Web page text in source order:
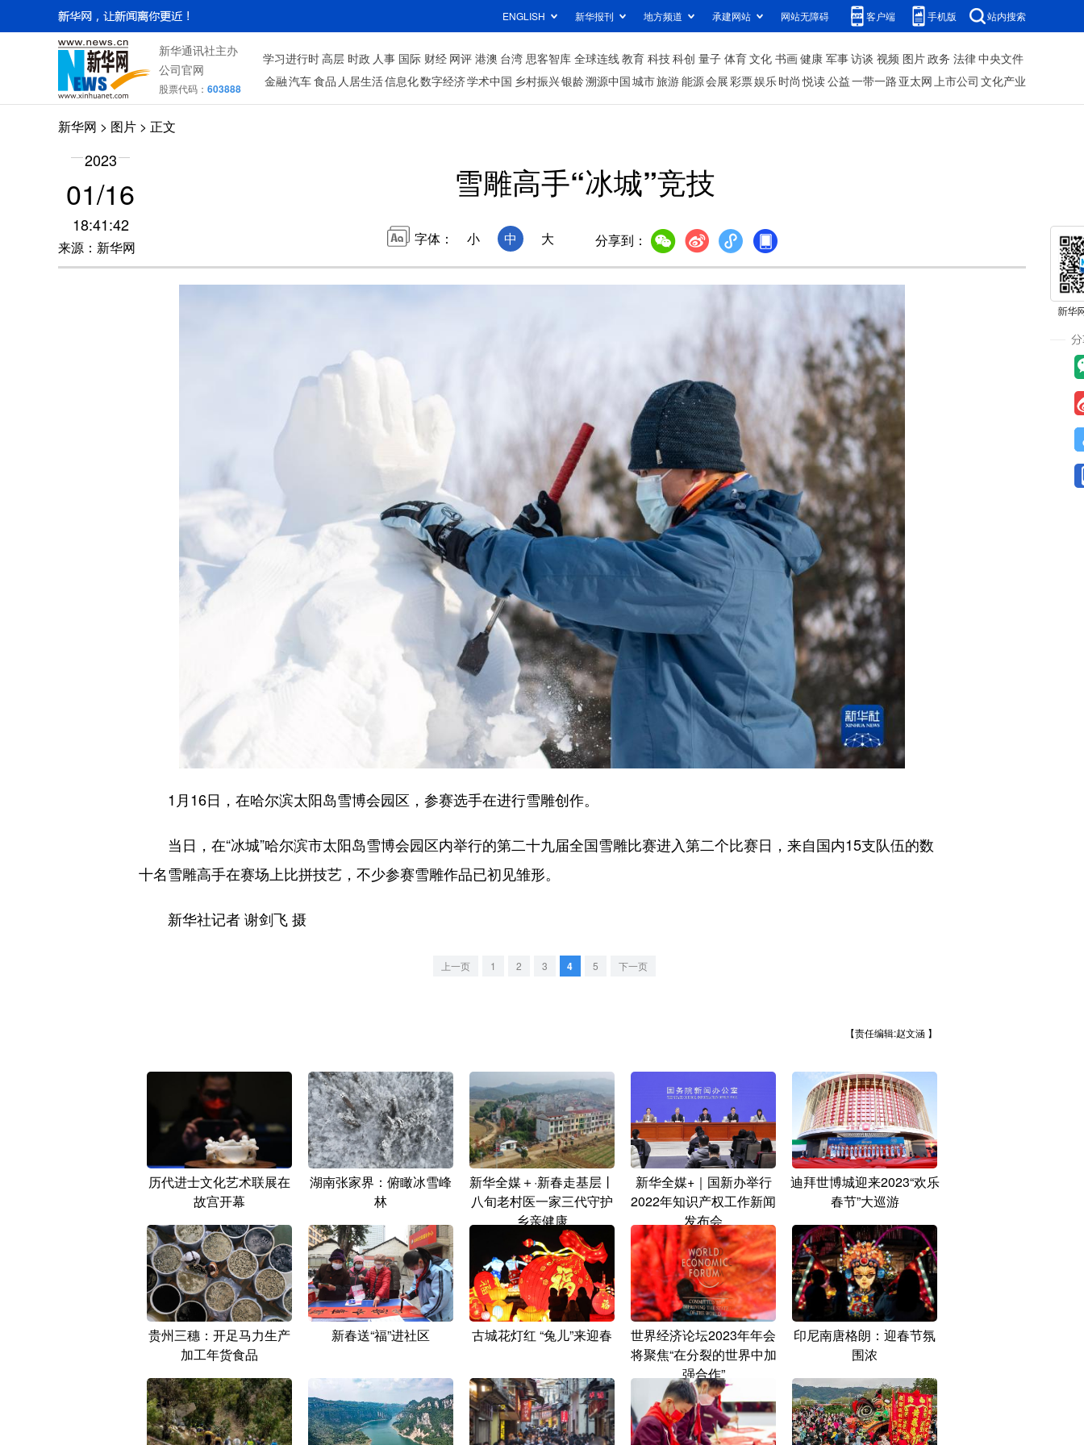
ENGLISH 新华报刊 地方频道 承建网站 网站无障碍 客户端 手机版 站内搜索
新华通讯社主办
公司官网
股票代码： 603888
学习进行时高层 时政 人事 国际 财经 网评 港澳 台湾 思客智库 全球连线教育 科技科创 量子 体育文化 书画健康 军事访谈 视频 图片政务 法律中央文件
金融汽车食品 人居生活信息化数字经济学术中国 乡村振兴银龄溯源中国城市旅游能源会展彩票娱乐时尚 悦读公益一带一路 亚太网上市公司 文化产业
新华网 > 图片 > 正文
2023
01/16
18:41:42
来源：新华网
雪雕高手“冰城”竞技
字体： 小 中 大 分享到：
1月16日，在哈尔滨太阳岛雪博会园区，参赛选手在进行雪雕创作。
当日，在“冰城”哈尔滨市太阳岛雪博会园区内举行的第二十九届全国雪雕比赛进入第二个比赛日，来自国内15支队伍的数
十名雪雕高手在赛场上比拼技艺，不少参赛雪雕作品已初见雏形。
新华社记者 谢剑飞 摄
上一页 1 2 3 4 5 下一页
【责任编辑:赵文涵 】
历代进士文化艺术联展在
故宫开幕
湖南张家界：俯瞰冰雪峰
林
新华全媒＋·新春走基层丨
八旬老村医一家三代守护
乡亲健康
新华全媒+｜国新办举行
2022年知识产权工作新闻
发布会
迪拜世博城迎来2023“欢乐
春节”大巡游
贵州三穗：开足马力生产
加工年货食品
新春送“福”进社区 古城花灯红 “兔儿”来迎春
世界经济论坛2023年年会
将聚焦“在分裂的世界中加
强合作”
印尼南唐格朗：迎春节氛
围浓